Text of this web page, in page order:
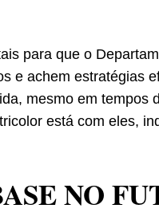
para que o
e achem estratégias
mesmo em tempos
está com eles,
NO